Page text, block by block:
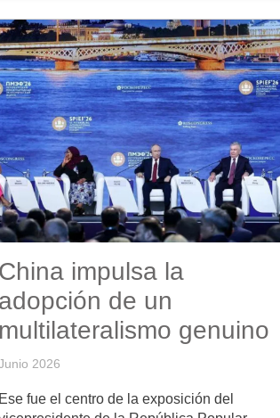
China impulsa la
adopción de un
multilateralismo genuino
2026
Ese fue el centro de la exposición del